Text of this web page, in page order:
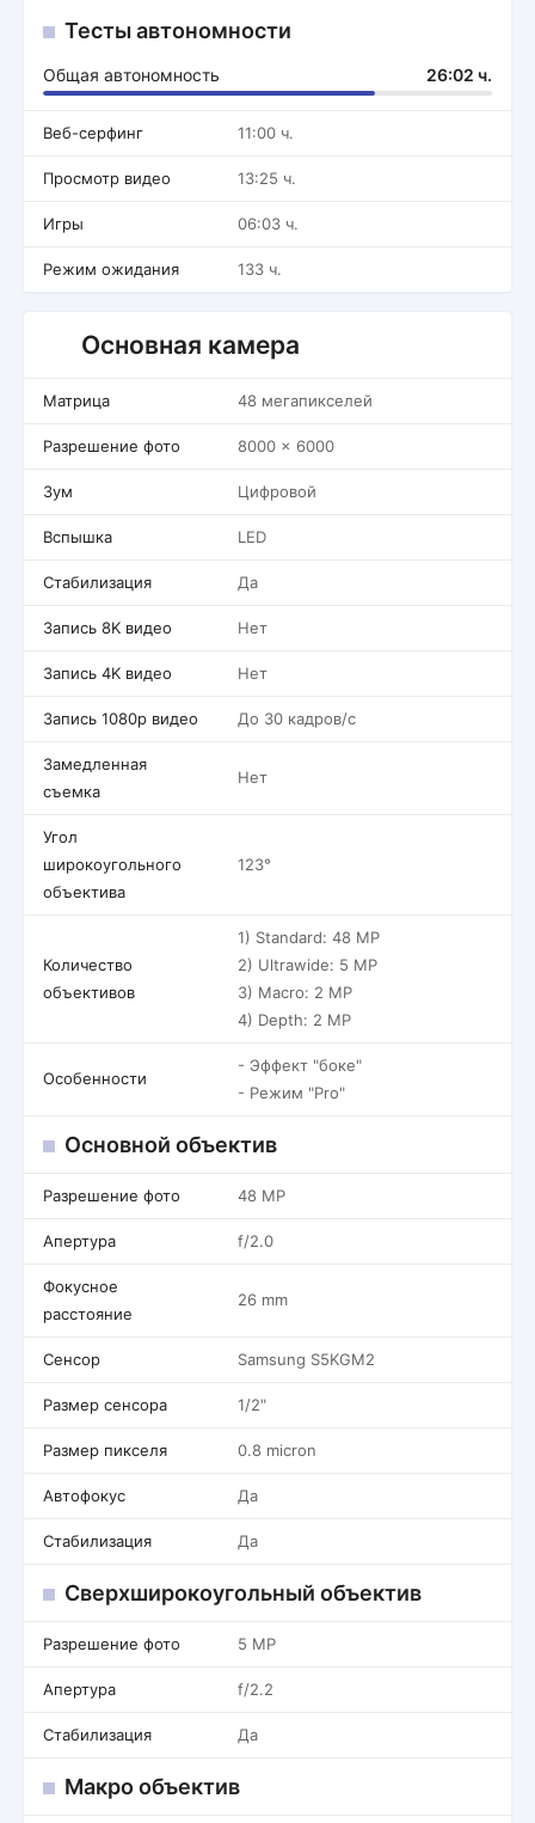
Тесты автономности
Общая автономность 26:02 ч.
Веб-серфинг 11:00 ч.
Просмотр видео 13:25 ч.
Игры 06:03 ч.
Режим ожидания 133 ч.
Основная камера
Матрица 48 мегапикселей
Разрешение фото 8000 x 6000
Зум Цифровой
Вспышка LED
Стабилизация Да
Запись 8K видео Нет
Запись 4K видео Нет
Запись 1080p видео До 30 кадров/c
Замедленная
съемка
Нет
Угол
широкоугольного
объектива
123°
Количество
объективов
1) Standard: 48 MP
2) Ultrawide: 5 MP
3) Macro: 2 MP
4) Depth: 2 MP
Особенности
- Эффект "боке"
- Режим "Pro"
Основной объектив
Разрешение фото 48 MP
Апертура f/2.0
Фокусное
расстояние
26 mm
Сенсор Samsung S5KGM2
Размер сенсора 1/2"
Размер пикселя 0.8 micron
Автофокус Да
Стабилизация Да
Сверхширокоугольный объектив
Разрешение фото 5 MP
Апертура f/2.2
Стабилизация Да
Макро объектив